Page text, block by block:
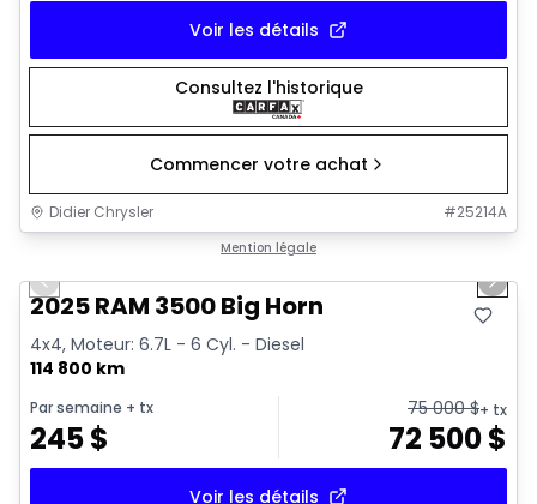
Voir les détails
Consultez l'historique
Commencer votre achat
Didier Chrysler #25214A
Mention légale
Previous slide Next
2025 RAM 3500 Big Horn
4x4, Moteur: 6.7L - 6 Cyl. - Diesel
114 800 km
Par semaine + tx
245$
75 000$+ tx
72 500$
Voir les détails